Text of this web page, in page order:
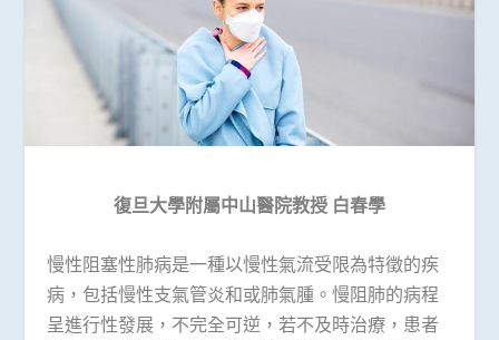
復旦大學附屬中山醫院教授 白春學
慢性阻塞性肺病是一種以慢性氣流受限為特徵的疾
病，包括慢性支氣管炎和或肺氣腫。慢阻肺的病程
呈進行性發展，不完全可逆，若不及時治療，患者